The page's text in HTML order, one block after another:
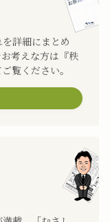
詳細にまとめ
考えな方は『秩
覧ください。